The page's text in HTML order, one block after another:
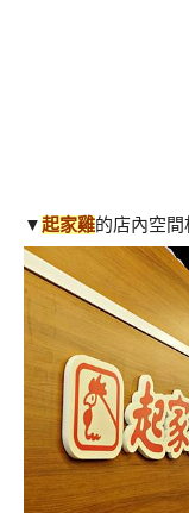
▼起家雞的店內空間